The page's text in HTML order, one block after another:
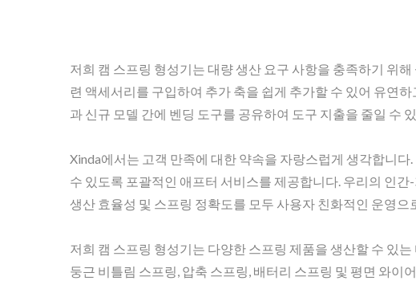
저희 캠 스프링 형성기는 대량 생산 요구 사항을 충족하기 위
련 액세서리를 구입하여 추가 축을 쉽게 추가할 수 있어 유연
과 신규 모델 간에 벤딩 도구를 공유하여 도구 지출을 줄일 수
Xinda에서는 고객 만족에 대한 약속을 자랑스럽게 생각합니
수 있도록 포괄적인 애프터 서비스를 제공합니다. 우리의 인
생산 효율성 및 스프링 정확도를 모두 사용자 친화적인 운영으
저희 캠 스프링 형성기는 다양한 스프링 제품을 생산할 수 있
둥근 비틀림 스프링, 압축 스프링, 배터리 스프링 및 평면 와이
캠리스 스프링 성형기 X형